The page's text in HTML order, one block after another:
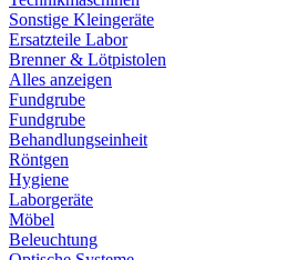
Sonstige Kleingeräte
Ersatzteile Labor
Brenner & Lötpistolen
Alles anzeigen
Fundgrube
Fundgrube
Behandlungseinheit
Röntgen
Hygiene
Laborgeräte
Möbel
Beleuchtung